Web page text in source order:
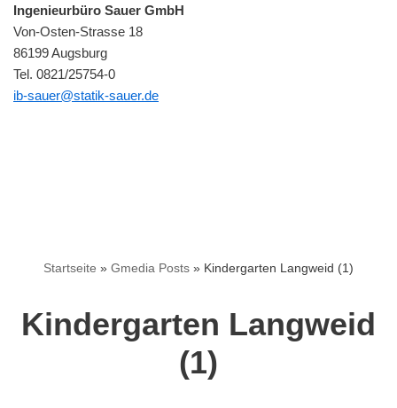
Ingenieurbüro Sauer GmbH
Von-Osten-Strasse 18
86199 Augsburg
Tel. 0821/25754-0
ib-sauer@statik-sauer.de
Startseite » Gmedia Posts » Kindergarten Langweid (1)
Kindergarten Langweid
(1)